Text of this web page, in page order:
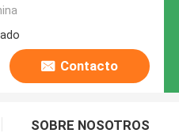
Contacto
SOBRE NOSOTROS